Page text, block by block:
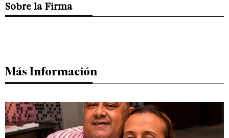
Sobre la Firma
Más Información